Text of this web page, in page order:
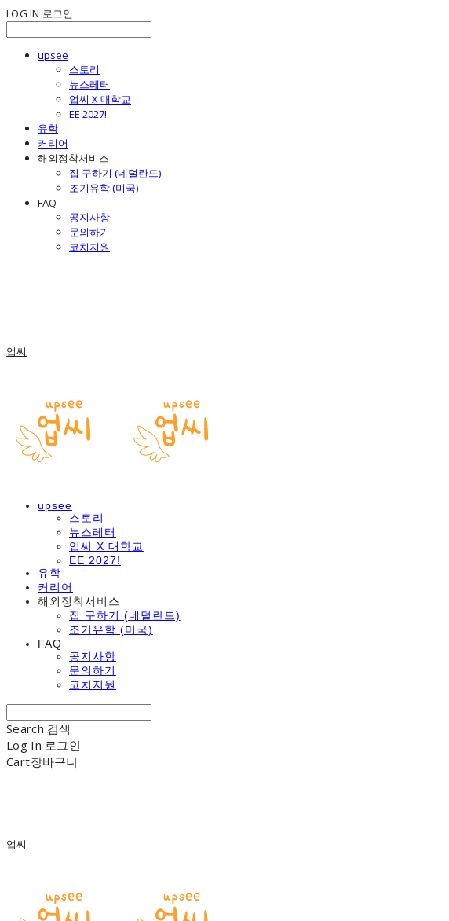
LOG IN 로그인
upsee
스토리
뉴스레터
업씨 X 대학교
EE 2027!
유학
커리어
해외정착서비스
집 구하기 (네덜란드)
조기유학 (미국)
FAQ
공지사항
문의하기
코치지원
업씨
upsee
스토리
뉴스레터
업씨 X 대학교
EE 2027!
유학
커리어
해외정착서비스
집 구하기 (네덜란드)
조기유학 (미국)
FAQ
공지사항
문의하기
코치지원
Search 검색
Log In 로그인
Cart장바구니
업씨